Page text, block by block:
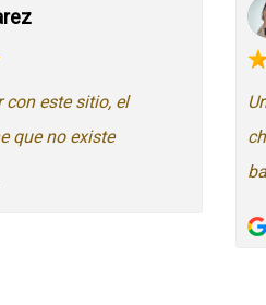
con este sitio, el
que no existe